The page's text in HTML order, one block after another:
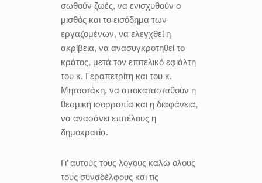
σωθούν ζωές, να ενισχυθούν ο
μισθός και το εισόδημα των
εργαζομένων, να ελεγχθεί η
ακρίβεια, να ανασυγκροτηθεί το
κράτος, μετά τον επιτελικό εφιάλτη
του κ. Γεραπετρίτη και του κ.
Μητσοτάκη, να αποκατασταθούν η
θεσμική ισορροπία και η διαφάνεια,
να ανασάνει επιτέλους η
δημοκρατία.
Γι’ αυτούς τους λόγους καλώ όλους
τους συναδέλφους και τις